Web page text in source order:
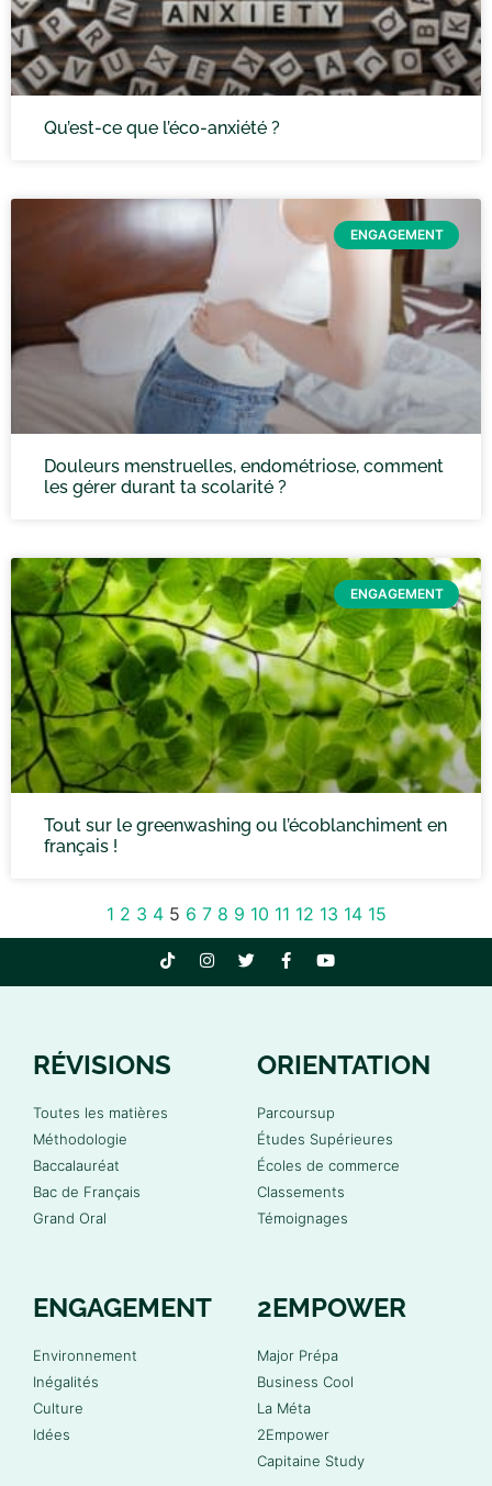
Qu’est-ce que l’éco-anxiété ?
ENGAGEMENT
Douleurs menstruelles, endométriose, comment
les gérer durant ta scolarité ?
ENGAGEMENT
Tout sur le greenwashing ou l’écoblanchiment en
français !
1 2 3 4 5 6 7 8 9 10 11 12 13 14 15
RÉVISIONS
Toutes les matières
Méthodologie
Baccalauréat
Bac de Français
Grand Oral
ORIENTATION
Parcoursup
Études Supérieures
Écoles de commerce
Classements
Témoignages
ENGAGEMENT
Environnement
Inégalités
Culture
Idées
2EMPOWER
Major Prépa
Business Cool
La Méta
2Empower
Capitaine Study